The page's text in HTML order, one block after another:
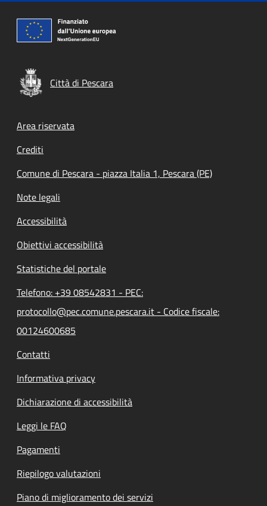
Città di Pescara
Footer menu
Area riservata
Crediti
Comune di Pescara - piazza Italia 1, Pescara (PE)
Note legali
Accessibilità
Obiettivi accessibilità
Statistiche del portale
Telefono: +39 08542831 - PEC:
protocollo@pec.comune.pescara.it - Codice fiscale:
00124600685
Contatti
Informativa privacy
Dichiarazione di accessibilità
Leggi le FAQ
Pagamenti
Riepilogo valutazioni
Piano di miglioramento dei servizi